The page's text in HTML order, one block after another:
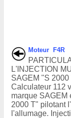
Moteur F4R
L'INJECTION
SAGEM "S 2000
Calculateur 112
marque SAGEM
2000 T" pilotant
l'allumage.